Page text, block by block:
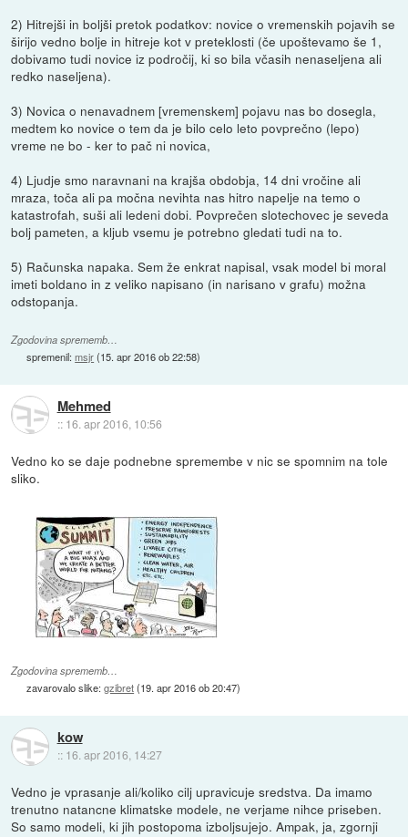
2) Hitrejši in boljši pretok podatkov: novice o vremenskih pojavih se
širijo vedno bolje in hitreje kot v preteklosti (če upoštevamo še 1,
dobivamo tudi novice iz področij, ki so bila včasih nenaseljena ali
redko naseljena).
3) Novica o nenavadnem [vremenskem] pojavu nas bo dosegla,
medtem ko novice o tem da je bilo celo leto povprečno (lepo)
vreme ne bo - ker to pač ni novica,
4) Ljudje smo naravnani na krajša obdobja, 14 dni vročine ali
mraza, toča ali pa močna nevihta nas hitro napelje na temo o
katastrofah, suši ali ledeni dobi. Povprečen slotechovec je seveda
bolj pameten, a kljub vsemu je potrebno gledati tudi na to.
5) Računska napaka. Sem že enkrat napisal, vsak model bi moral
imeti boldano in z veliko napisano (in narisano v grafu) možna
odstopanja.
Zgodovina sprememb…
spremenil:msjr(15. apr 2016 ob 22:58)
Mehmed
:: 16. apr 2016, 10:56
Vedno ko se daje podnebne spremembe v nic se spomnim na tole
sliko.
Zgodovina sprememb…
zavarovalo slike:gzibret(19. apr 2016 ob 20:47)
kow
:: 16. apr 2016, 14:27
Vedno je vprasanje ali/koliko cilj upravicuje sredstva. Da imamo
trenutno natancne klimatske modele, ne verjame nihce priseben.
So samo modeli, ki jih postopoma izboljsujejo. Ampak, ja, zgornji